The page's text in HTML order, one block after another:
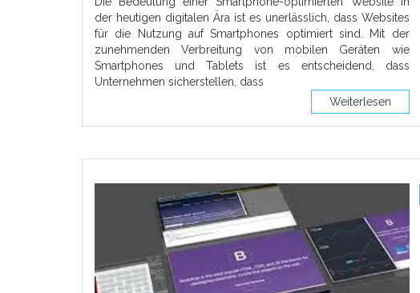
der heutigen digitalen Ära ist es unerlässlich, dass Websites
für die Nutzung auf Smartphones optimiert sind. Mit der
zunehmenden Verbreitung von mobilen Geräten wie
Smartphones und Tablets ist es entscheidend, dass
Unternehmen sicherstellen, dass
Weiterlesen